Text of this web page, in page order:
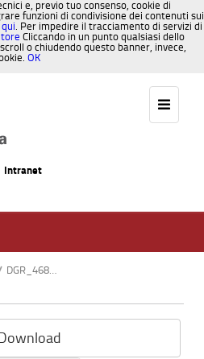
e, previo tuo consenso, cookie di
funzioni di condivisione dei contenuti sui
. Per impedire il tracciamento di servizi di
Cliccando in un punto qualsiasi dello
o chiudendo questo banner, invece,
OK
Intranet
DGR_468-2012.pdf